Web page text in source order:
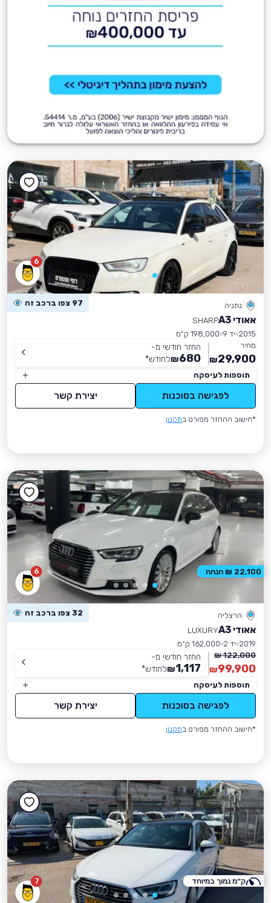
6
נתניה 97 צפו ברכב זה
אאודי A3
SHARP
2015 יד 9
198,000 ק״מ
מחיר
29,900
₪
החזר חודשי מ-
680
₪לחודש*
תוספות לעיסקה
לפגישה בסוכנות יצירת קשר
*חישוב ההחזר מפורט בתקנון
6
הרצליה 32 צפו ברכב זה
אאודי A3
LUXURY
2019 יד 2
162,000 ק״מ
122,000 ₪
99,900
₪
החזר חודשי מ-
1,117
₪לחודש*
תוספות לעיסקה
לפגישה בסוכנות יצירת קשר
*חישוב ההחזר מפורט בתקנון
22,100 ₪ הנחה
7 ק״מ נמוך במיוחד